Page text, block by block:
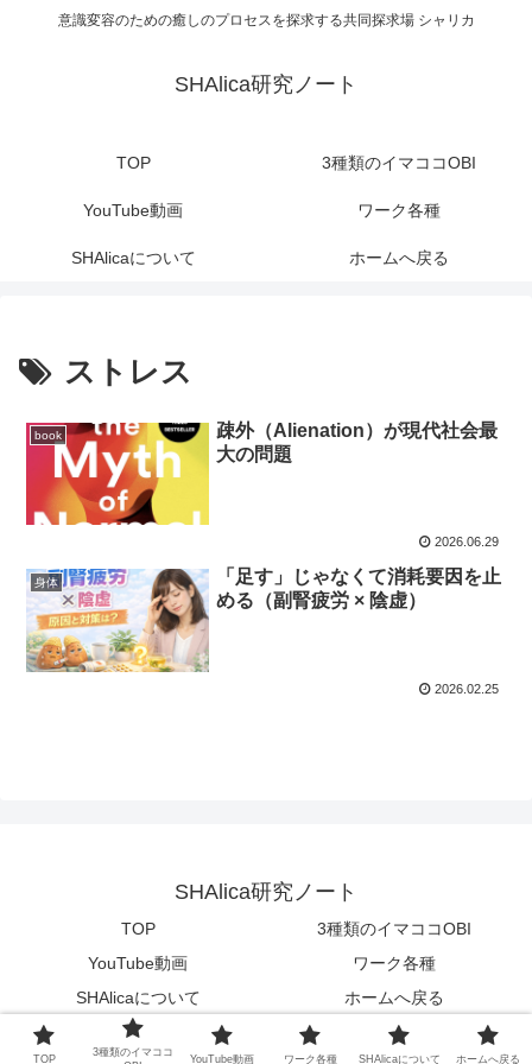
意識変容のための癒しのプロセスを探求する共同探求場 シャリカ
SHAlica研究ノート
TOP 3種類のイマココOBI
YouTube動画 ワーク各種
SHAlicaについて ホームへ戻る
ストレス
book
疎外（Alienation）が現代社会最
大の問題
2026.06.29
身体
「足す」じゃなくて消耗要因を止
める（副腎疲労 × 陰虚）
2026.02.25
SHAlica研究ノート
TOP
3種類のイマココOBI
YouTube動画
ワーク各種
SHAlicaについて
ホームへ戻る
© 2025 SHAlica研究ノート.
TOP
3種類のイマココ
YouTube動画 ワーク各種 SHAlicaについて ホームへ戻る